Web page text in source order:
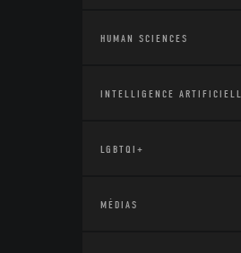
HUMAN SCIENCES
INTELLIGENCE
LGBTQI+
MÉDIAS